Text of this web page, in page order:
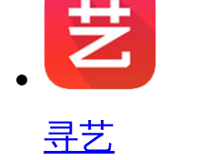
寻艺